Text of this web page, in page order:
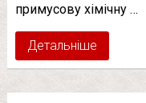
примусову хімічну …
Детальніше